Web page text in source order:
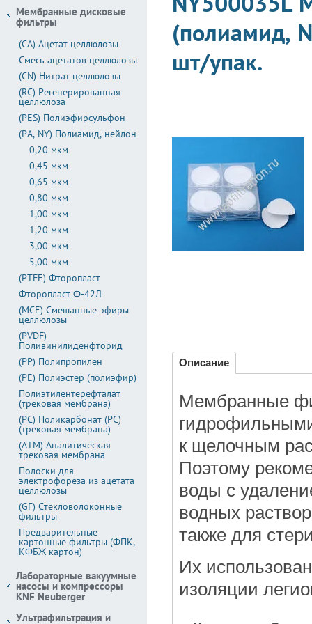
(полиамид,
шт/упак.
Описание
Мембранные
к щелочным
Поэтому
воды с
водных
также для
Их
изоляции
Мембранные дисковые
фильтры
(CA) Ацетат целлюлозы
Смесь ацетатов целлюлозы
(CN) Нитрат целлюлозы
(RC) Регенерированная
целлюлоза
(PES) Полиэфирсульфон
(PA, NY) Полиамид, нейлон
0,20 мкм
0,45 мкм
0,65 мкм
0,80 мкм
1,00 мкм
1,20 мкм
3,00 мкм
5,00 мкм
(PTFE) Фторопласт
Фторопласт Ф-42Л
(MCE) Смешанные эфиры
целлюлозы
(PVDF)
Поливинилиденфторид
(PP) Полипропилен
(PE) Полиэстер (полиэфир)
Полиэтилентерефталат
(трековая мембрана)
(PC) Поликарбонат (PC)
(трековая мембрана)
(АТМ) Аналитическая
трековая мембрана
Полоски для
электрофореза из ацетата
целлюлозы
(GF) Стекловолоконные
фильтры
Предварительные
картонные фильтры (ФПК,
КФБЖ картон)
Лабораторные вакуумные
насосы и компрессоры
KNF Neuberger
Ультрафильтрация и